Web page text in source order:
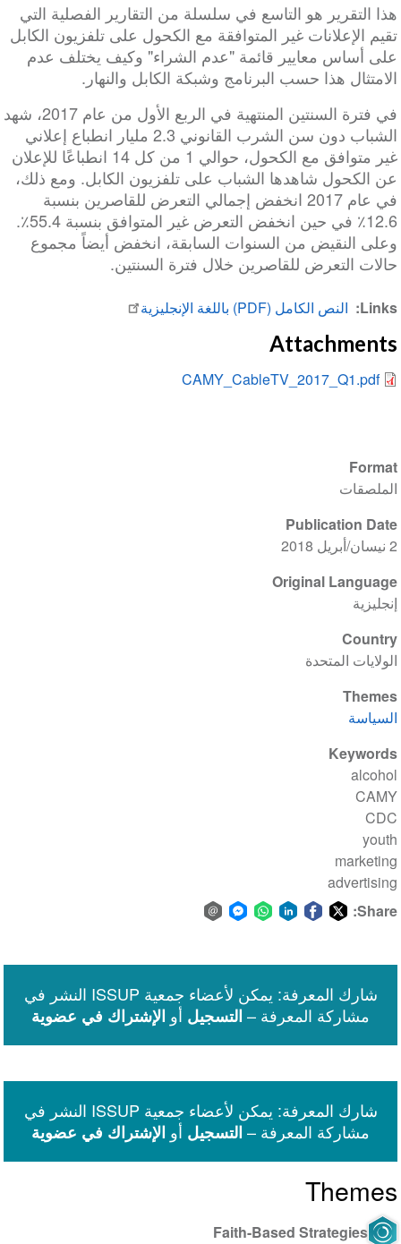
Format
الملصقات
Publication Date
2 نيسان/أبريل 2018
Original Language
إنجليزية
Country
الولايات المتحدة
Themes
السياسة
Keywords
alcohol
CAMY
CDC
youth
marketing
advertising
Share:
WhatsApp
Facebook
Messenger
email
هذا التقرير هو التاسع في سلسلة من التقارير الفصلية التي
تقيم الإعلانات غير المتوافقة مع الكحول على تلفزيون الكابل
على أساس معايير قائمة "عدم الشراء" وكيف يختلف عدم
الامتثال هذا حسب البرنامج وشبكة الكابل والنهار.
في فترة السنتين المنتهية في الربع الأول من عام 2017، شهد
الشباب دون سن الشرب القانوني 2.3 مليار انطباع إعلاني
غير متوافق مع الكحول، حوالي 1 من كل 14 انطباعًا للإعلان
عن الكحول شاهدها الشباب على تلفزيون الكابل. ومع ذلك،
في عام 2017 انخفض إجمالي التعرض للقاصرين بنسبة
12.6٪ في حين انخفض التعرض غير المتوافق بنسبة 55.4٪.
وعلى النقيض من السنوات السابقة، انخفض أيضاً مجموع
حالات التعرض للقاصرين خلال فترة السنتين.
Links النص الكامل (PDF) باللغة الإنجليزية
Attachments
CAMY_CableTV_2017_Q1.pdf
شارك المعرفة: يمكن لأعضاء جمعية ISSUP النشر في
مشاركة المعرفة – التسجيل أو الإشتراك في عضوية
شارك المعرفة: يمكن لأعضاء جمعية ISSUP النشر في
مشاركة المعرفة – التسجيل أو الإشتراك في عضوية
Themes
Faith-Based Strategies